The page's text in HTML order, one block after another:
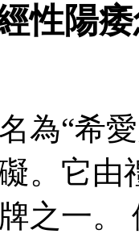
性陽
為“希
。它
之一。